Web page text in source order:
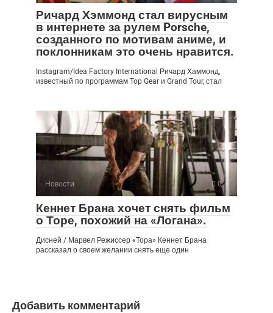
Ричард Хэммонд стал вирусным
в интернете за рулем Porsche,
созданного по мотивам аниме, и
поклонникам это очень нравится.
Instagram/Idea Factory International Ричард Хаммонд,
известный по программам Top Gear и Grand Tour, стал
Новости 0
Кеннет Брана хочет снять фильм
о Торе, похожий на «Логана».
Дисней / Марвел Режиссер «Тора» Кеннет Брана
рассказал о своем желании снять еще один
Добавить комментарий